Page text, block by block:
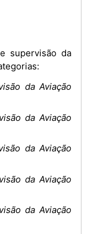
supervisão da
da Aviação
da Aviação
da Aviação
da Aviação
da Aviação